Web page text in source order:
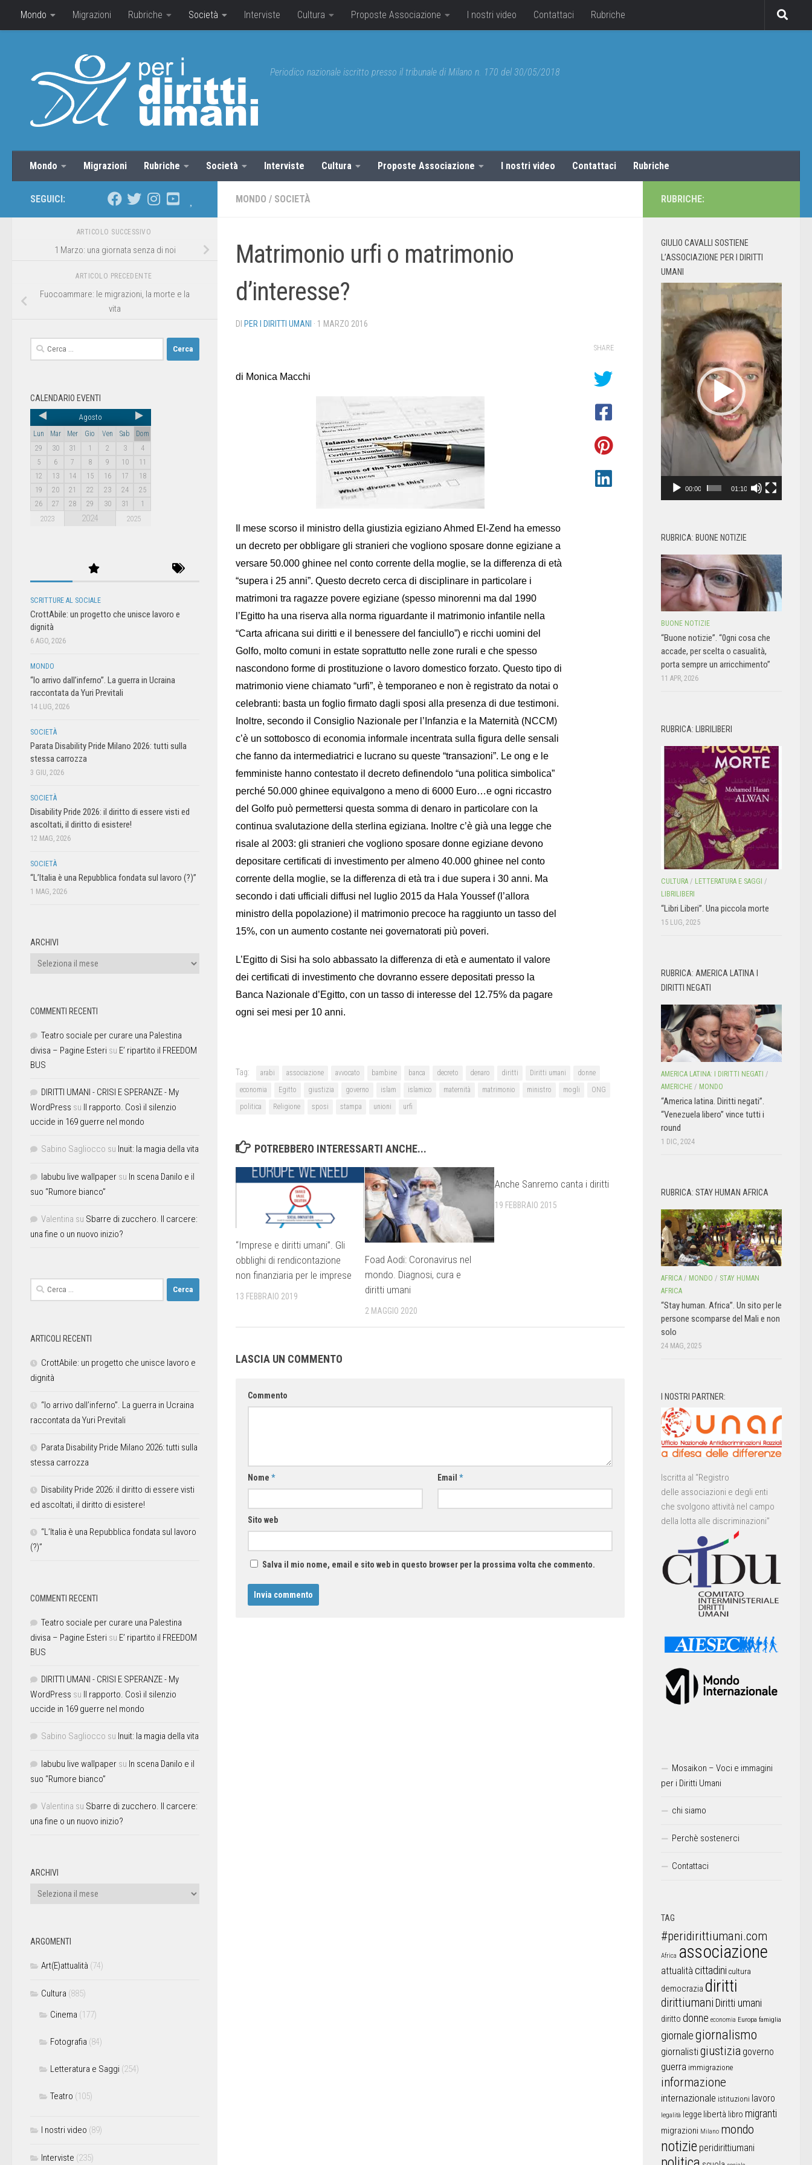
Mondo Migrazioni Rubriche Società Interviste Cultura Proposte Associazione I nostri video Contattaci Rubriche
Periodico nazionale iscritto presso il tribunale di Milano n. 170 del 30/05/2018
Mondo Migrazioni Rubriche Società Interviste Cultura Proposte Associazione I nostri video Contattaci Rubriche
MONDO / SOCIETÀ
Matrimonio urfi o matrimonio
d’interesse?
DI PER I DIRITTI UMANI · 1 MARZO 2016
di Monica Macchi
Il mese scorso il ministro della giustizia egiziano Ahmed El-Zend ha emesso
un decreto per obbligare gli stranieri che vogliono sposare donne egiziane a
versare 50.000 ghinee nel conto corrente della moglie, se la differenza di età
“supera i 25 anni”. Questo decreto cerca di disciplinare in particolare i
matrimoni tra ragazze povere egiziane (spesso minorenni ma dal 1990
l’Egitto ha una riserva alla norma riguardante il matrimonio infantile nella
“Carta africana sui diritti e il benessere del fanciullo”) e ricchi uomini del
Golfo, molto comuni in estate soprattutto nelle zone rurali e che spesso
nascondono forme di prostituzione o lavoro domestico forzato. Questo tipo di
matrimonio viene chiamato “urfi”, è temporaneo e non è registrato da notai o
celebranti: basta un foglio firmato dagli sposi alla presenza di due testimoni.
Inoltre, secondo il Consiglio Nazionale per l’Infanzia e la Maternità (NCCM)
c’è un sottobosco di economia informale incentrata sulla figura delle sensali
che fanno da intermediatrici e lucrano su queste “transazioni”. Le ong e le
femministe hanno contestato il decreto definendolo “una politica simbolica”
perché 50.000 ghinee equivalgono a meno di 6000 Euro…e ogni riccastro
del Golfo può permettersi questa somma di denaro in particolare con la
continua svalutazione della sterlina egiziana. Inoltre c’è già una legge che
risale al 2003: gli stranieri che vogliono sposare donne egiziane devono
depositare certificati di investimento per almeno 40.000 ghinee nel conto
corrente della moglie, se la differenza di età tra i due supera i 30 anni. Ma
secondo i dati ufficiali diffusi nel luglio 2015 da Hala Youssef (l’allora
ministro della popolazione) il matrimonio precoce ha raggiunto un tasso del
15%, con un aumento costante nei governatorati più poveri.
L’Egitto di Sisi ha solo abbassato la differenza di età e aumentato il valore
dei certificati di investimento che dovranno essere depositati presso la
Banca Nazionale d’Egitto, con un tasso di interesse del 12.75% da pagare
ogni sei mesi per 10 anni.
SHARE
Tag: arabi associazione avvocato bambine banca decreto denaro diritti Diritti umani
donne
economia
Egitto giustizia governo islam islamico maternità matrimonio ministro mogli
ONG
politica
Religione sposi stampa unioni urfi
POTREBBERO INTERESSARTI ANCHE...
“Imprese e diritti umani”. Gli
obblighi di rendicontazione
non finanziaria per le imprese
13 FEBBRAIO 2019
Foad Aodi: Coronavirus nel
mondo. Diagnosi, cura e
diritti umani
2 MAGGIO 2020
Anche Sanremo canta i diritti
19 FEBBRAIO 2015
LASCIA UN COMMENTO
Commento
Nome * Email*
Sito web
Salva il mio nome, email e sito web in questo browser per la prossima volta che commento.
SEGUICI:
ARTICOLO SUCCESSIVO
1 Marzo: una giornata senza di noi
ARTICOLO PRECEDENTE
Fuocoammare: le migrazioni, la morte e la
vita
CALENDARIO EVENTI
Agosto
Lun Mar Mer Gio Ven Sab
Dom
29
30 31 1 2 3
4
5
6 7 8 9 10
11
12
13 14 15 16 17
18
19
20 21 22 23 24
25
26
27 28 29 30 31 1
2023 2024 2025
SCRITTURE AL SOCIALE
CrottAbile: un progetto che unisce lavoro e
dignità
6 AGO, 2026
MONDO
“Io arrivo dall’inferno”. La guerra in Ucraina
raccontata da Yuri Previtali
14 LUG, 2026
SOCIETÀ
Parata Disability Pride Milano 2026: tutti sulla
stessa carrozza
3 GIU, 2026
SOCIETÀ
Disability Pride 2026: il diritto di essere visti ed
ascoltati, il diritto di esistere!
12 MAG, 2026
SOCIETÀ
“L’Italia è una Repubblica fondata sul lavoro (?)”
1 MAG, 2026
ARCHIVI
COMMENTI RECENTI
Teatro sociale per curare una Palestina
divisa – Pagine Esteri su E’ ripartito il FREEDOM
BUS
DIRITTI UMANI - CRISI E SPERANZE - My
WordPress su Il rapporto. Così il silenzio
uccide in 169 guerre nel mondo
Sabino Sagliocco su Inuit: la magia della vita
labubu live wallpaper su In scena Danilo e il
suo “Rumore bianco”
Valentina su Sbarre di zucchero. Il carcere:
una fine o un nuovo inizio?
ARTICOLI RECENTI
CrottAbile: un progetto che unisce lavoro e
dignità
“Io arrivo dall’inferno”. La guerra in Ucraina
raccontata da Yuri Previtali
Parata Disability Pride Milano 2026: tutti sulla
stessa carrozza
Disability Pride 2026: il diritto di essere visti
ed ascoltati, il diritto di esistere!
“L’Italia è una Repubblica fondata sul lavoro
(?)”
COMMENTI RECENTI
Teatro sociale per curare una Palestina
divisa – Pagine Esteri su E’ ripartito il FREEDOM
BUS
DIRITTI UMANI - CRISI E SPERANZE - My
WordPress su Il rapporto. Così il silenzio
uccide in 169 guerre nel mondo
Sabino Sagliocco su Inuit: la magia della vita
labubu live wallpaper su In scena Danilo e il
suo “Rumore bianco”
Valentina su Sbarre di zucchero. Il carcere:
una fine o un nuovo inizio?
ARCHIVI
ARGOMENTI
Art(E)attualità (74)
Cultura (885)
Cinema (177)
Fotografia (84)
Letteratura e Saggi (254)
Teatro (105)
I nostri video (89)
Interviste (235)
RUBRICHE:
GIULIO CAVALLI SOSTIENE
L’ASSOCIAZIONE PER I DIRITTI
UMANI
Video
Player
00:00 01:10
RUBRICA: BUONE NOTIZIE
BUONE NOTIZIE
“Buone notizie”. “0gni cosa che
accade, per scelta o casualità,
porta sempre un arricchimento”
11 APR, 2026
RUBRICA: LIBRILIBERI
CULTURA / LETTERATURA E SAGGI /
LIBRILIBERI
“Libri Liberi”. Una piccola morte
15 LUG, 2025
RUBRICA: AMERICA LATINA I
DIRITTI NEGATI
AMERICA LATINA: I DIRITTI NEGATI /
AMERICHE / MONDO
“America latina. Diritti negati”.
“Venezuela libero” vince tutti i
round
1 DIC, 2024
RUBRICA: STAY HUMAN AFRICA
AFRICA / MONDO / STAY HUMAN
AFRICA
“Stay human. Africa”. Un sito per le
persone scomparse del Mali e non
solo
24 MAG, 2025
I NOSTRI PARTNER:
Iscritta al “Registro
delle associazioni e degli enti
che svolgono attività nel campo
della lotta alle discriminazioni”
Mosaikon – Voci e immagini
per i Diritti Umani
chi siamo
Perchè sostenerci
Contattaci
TAG
#peridirittiumani.com
Africa associazione
attualità cittadini cultura
democrazia diritti
dirittiumani Diritti umani
diritto donne economia Europa famiglia
giornalegiornalismo
giornalistigiustizia governo
guerra immigrazione
informazione
internazionale istituzioni lavoro
legalità legge libertà libro migranti
migrazioni Milano mondo
notizie peridirittiumani